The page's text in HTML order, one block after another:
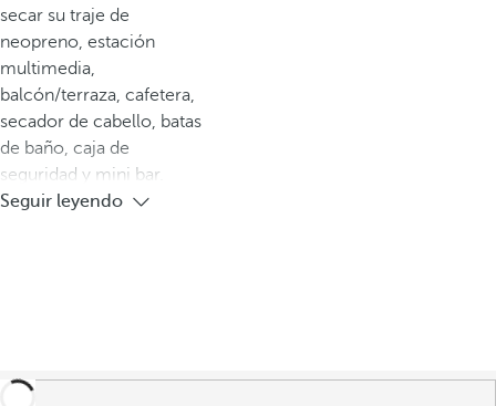
secar su traje de
neopreno, estación
multimedia,
balcón/terraza, cafetera,
secador de cabello, batas
de baño, caja de
seguridad y mini bar.
Seguir leyendo